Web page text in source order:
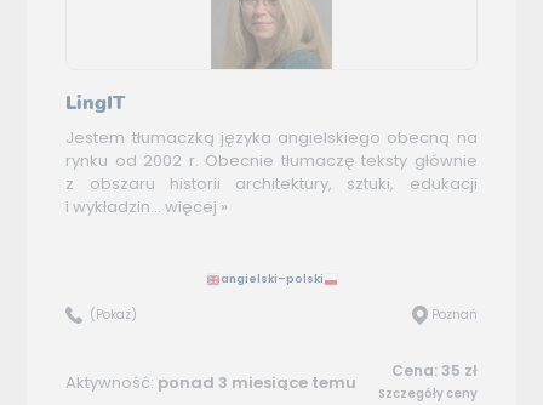
LingIT
Jestem tłumaczką języka angielskiego obecną na
rynku od 2002 r. Obecnie tłumaczę teksty głównie
z obszaru historii architektury, sztuki, edukacji
i wykładzin... więcej »
angielski–polski
(Pokaż) Poznań
Aktywność: ponad 3 miesiące temu Cena: 35 zł
Szczegóły ceny